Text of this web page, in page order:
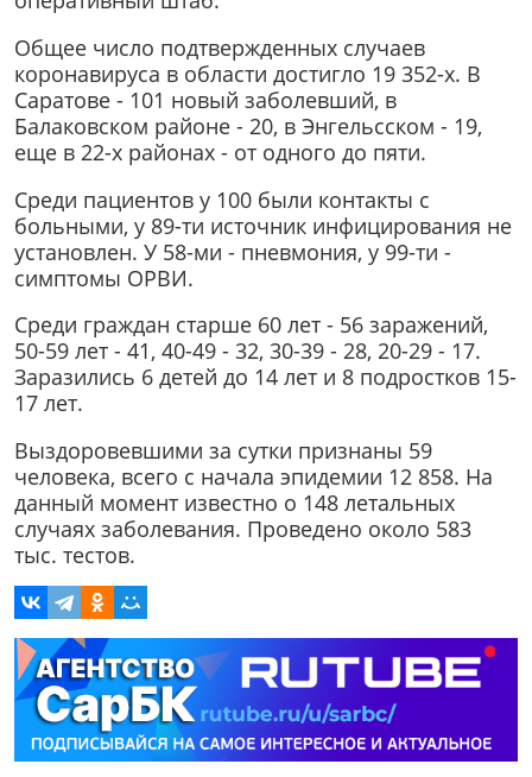
Общее число подтвержденных случаев
коронавируса в области достигло 19 352-х. В
Саратове - 101 новый заболевший, в
Балаковском районе - 20, в Энгельсском - 19,
еще в 22-х районах - от одного до пяти.
Среди пациентов у 100 были контакты с
больными, у 89-ти источник инфицирования не
установлен. У 58-ми - пневмония, у 99-ти -
симптомы ОРВИ.
Среди граждан старше 60 лет - 56 заражений,
50-59 лет - 41, 40-49 - 32, 30-39 - 28, 20-29 - 17.
Заразились 6 детей до 14 лет и 8 подростков 15-
17 лет.
Выздоровевшими за сутки признаны 59
человека, всего с начала эпидемии 12 858. На
данный момент известно о 148 летальных
случаях заболевания. Проведено около 583
тыс. тестов.